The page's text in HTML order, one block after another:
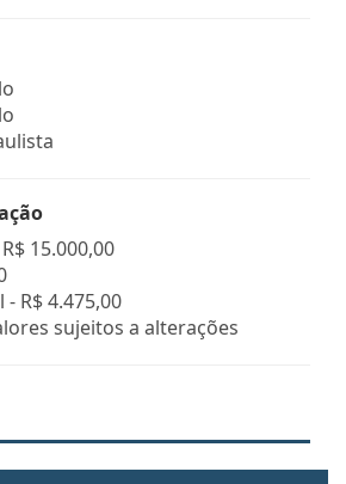
R$ 15.000,00
- R$ 4.475,00
sujeitos a alterações